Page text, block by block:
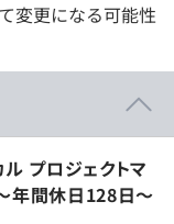
変更になる可能性
プロジェクトマ
年間休日128日～